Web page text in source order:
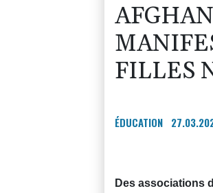
FILLES
ÉDUCATION
Des associations